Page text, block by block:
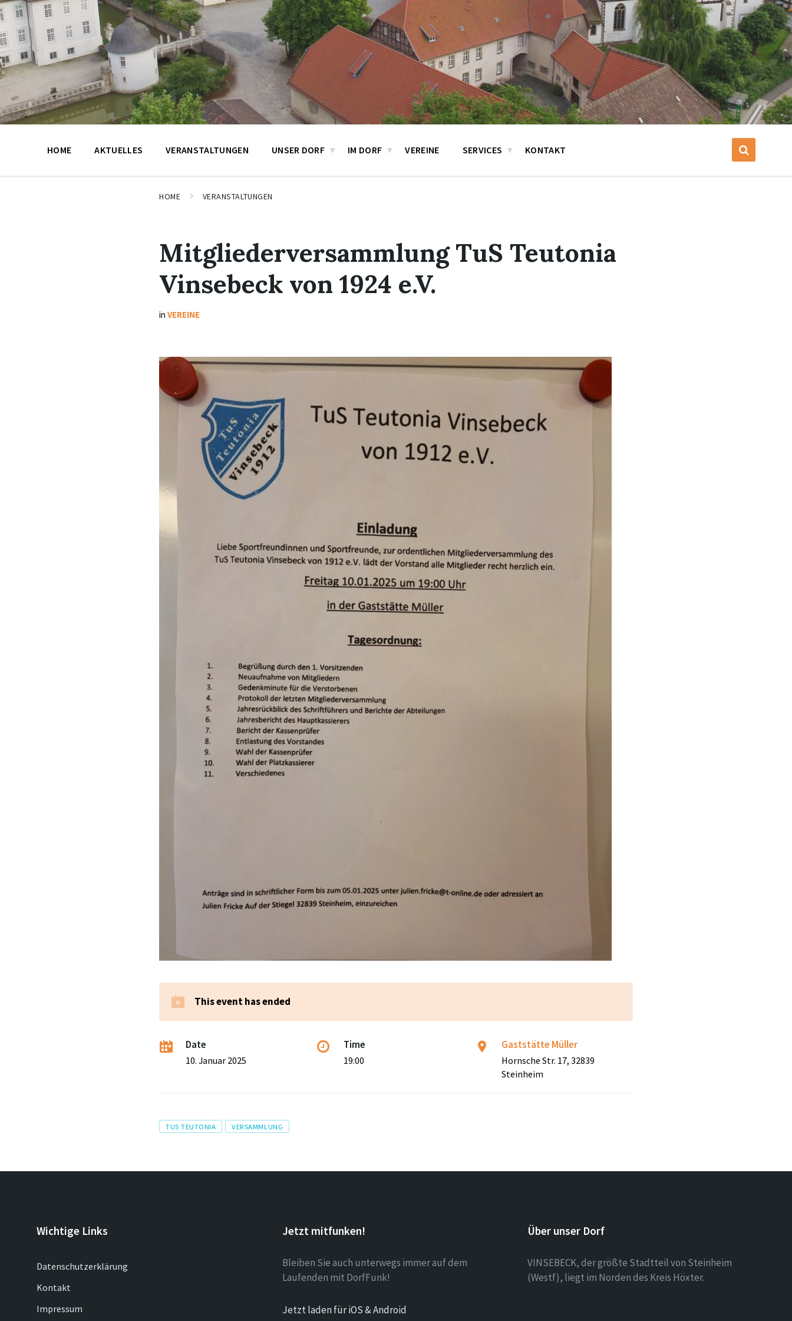
HOME AKTUELLES VERANSTALTUNGEN UNSER DORF IM DORF VEREINE SERVICES KONTAKT
HOME VERANSTALTUNGEN
Mitgliederversammlung TuS Teutonia
Vinsebeck von 1924 e.V.
inVEREINE
This event has ended
Date
10. Januar 2025
Time
19:00
Gaststätte Müller
Hornsche Str. 17, 32839
Steinheim
Tags
TUS TEUTONIA VERSAMMLUNG
Wichtige Links
Datenschutzerklärung
Kontakt
Impressum
Jetzt mitfunken!
Bleiben Sie auch unterwegs immer auf dem
Laufenden mit DorfFunk!
Jetzt laden für iOS & Android
Über unser Dorf
VINSEBECK, der größte Stadtteil von Steinheim
(Westf), liegt im Norden des Kreis Höxter.